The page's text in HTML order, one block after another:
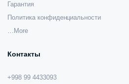
Гарантия
Политика конфиденциальности
…More
Контакты
+998 99 4433093